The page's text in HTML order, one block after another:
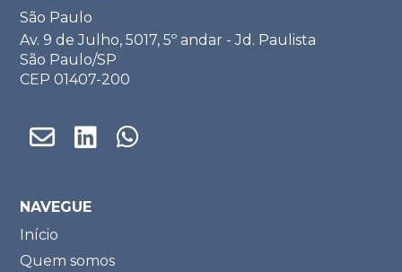
São Paulo
Av. 9 de Julho, 5017, 5º andar - Jd. Paulista
São Paulo/SP
CEP 01407-200
NAVEGUE
Início
Quem somos